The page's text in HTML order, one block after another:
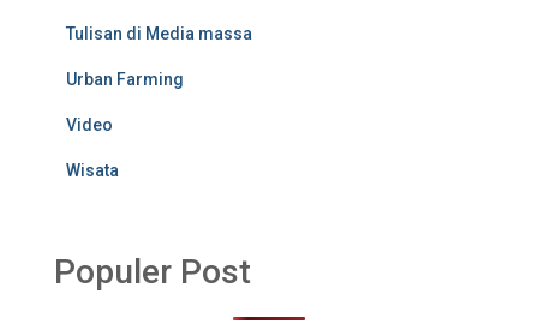
Tulisan di Media massa
Urban Farming
Video
Wisata
Populer Post